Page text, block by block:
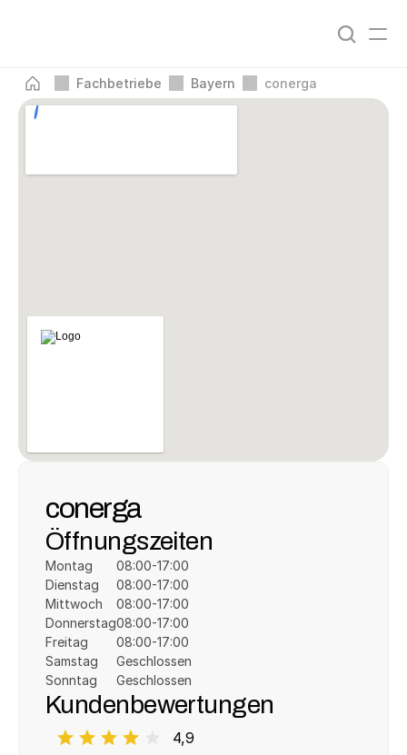
Fachbetriebe Bayern conerga
conerga
Öffnungszeiten
Montag
Dienstag
Mittwoch
Donnerstag
Freitag
Samstag
Sonntag
08:00-17:00
08:00-17:00
08:00-17:00
08:00-17:00
08:00-17:00
Geschlossen
Geschlossen
Kundenbewertungen
4,9